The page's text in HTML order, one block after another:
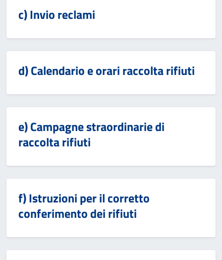
c) Invio reclami
d) Calendario e orari raccolta rifiuti
e) Campagne straordinarie di
raccolta rifiuti
f) Istruzioni per il corretto
conferimento dei rifiuti